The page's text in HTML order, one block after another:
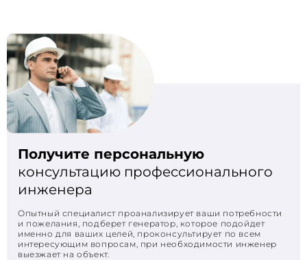
Получите персональную
консультацию профессионального
инженера
Опытный специалист проанализирует ваши потребности
и пожелания, подберет генератор, которое подойдет
именно для ваших целей, проконсультирует по всем
интересующим вопросам, при необходимости инженер
выезжает на объект.